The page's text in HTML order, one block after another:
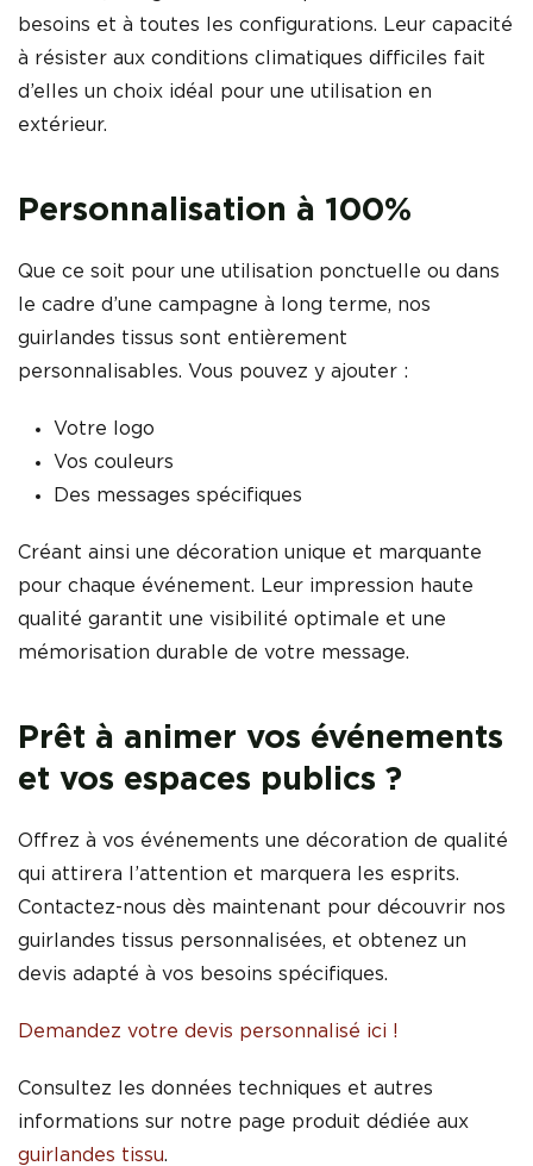
besoins et à toutes les configurations. Leur capacité
à résister aux conditions climatiques difficiles fait
d’elles un choix idéal pour une utilisation en
extérieur.
Personnalisation à 100%
Que ce soit pour une utilisation ponctuelle ou dans
le cadre d’une campagne à long terme, nos
guirlandes tissus sont entièrement
personnalisables. Vous pouvez y ajouter :
Votre logo
Vos couleurs
Des messages spécifiques
Créant ainsi une décoration unique et marquante
pour chaque événement. Leur impression haute
qualité garantit une visibilité optimale et une
mémorisation durable de votre message.
Prêt à animer vos événements
et vos espaces publics ?
Offrez à vos événements une décoration de qualité
qui attirera l’attention et marquera les esprits.
Contactez-nous dès maintenant pour découvrir nos
guirlandes tissus personnalisées, et obtenez un
devis adapté à vos besoins spécifiques.
Demandez votre devis personnalisé ici !
Consultez les données techniques et autres
informations sur notre page produit dédiée aux
guirlandes tissu.